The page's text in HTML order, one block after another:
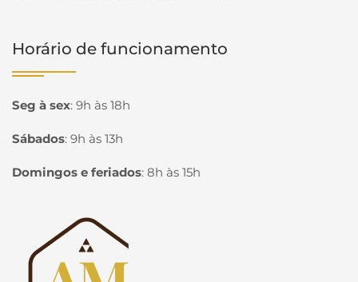
Horário de funcionamento
Seg à sex: 9h às 18h
Sábados: 9h às 13h
Domingos e feriados: 8h às 15h
Página inicial